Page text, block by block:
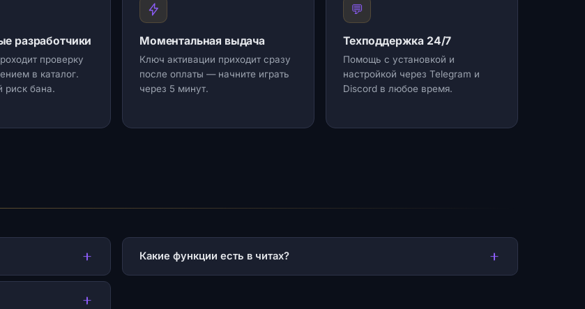
разработчики
проверку
в каталог.
бана.
Моментальная выдача
Ключ активации приходит сразу
после оплаты — начните играть
через 5 минут.
💬
Техподдержка 24/7
Помощь с установкой и
настройкой через Telegram и
Discord в любое время.
Какие функции есть в читах?